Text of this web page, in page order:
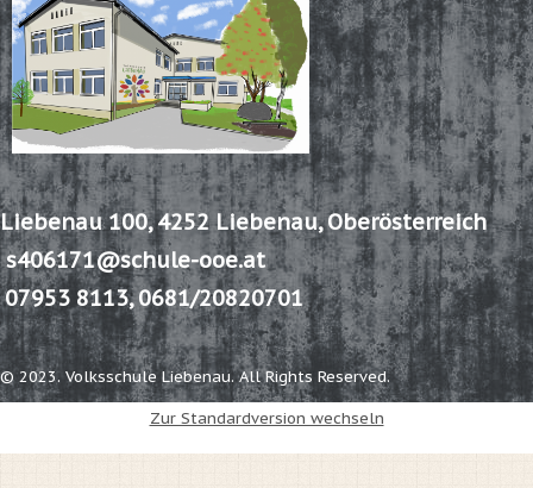
Liebenau 100,4252 Liebenau, Oberösterreich
s406171@schule-ooe.at
07953 8113, 0681/20820701
© 2023. Volksschule Liebenau. All Rights Reserved.
Zur Standardversion wechseln